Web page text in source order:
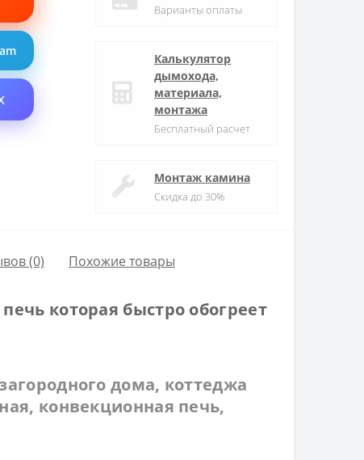
Варианты оплаты
Калькулятор
дымохода,
материала,
монтажа
Бесплатный расчет
Монтаж камина
Скидка до 30%
(0) Похожие товары
которая быстро обогреет
дома, коттеджа
конвекционная печь,